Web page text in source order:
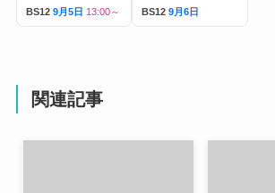
BS12 9月5日 13:00～ BS12 9月6日
関連記事